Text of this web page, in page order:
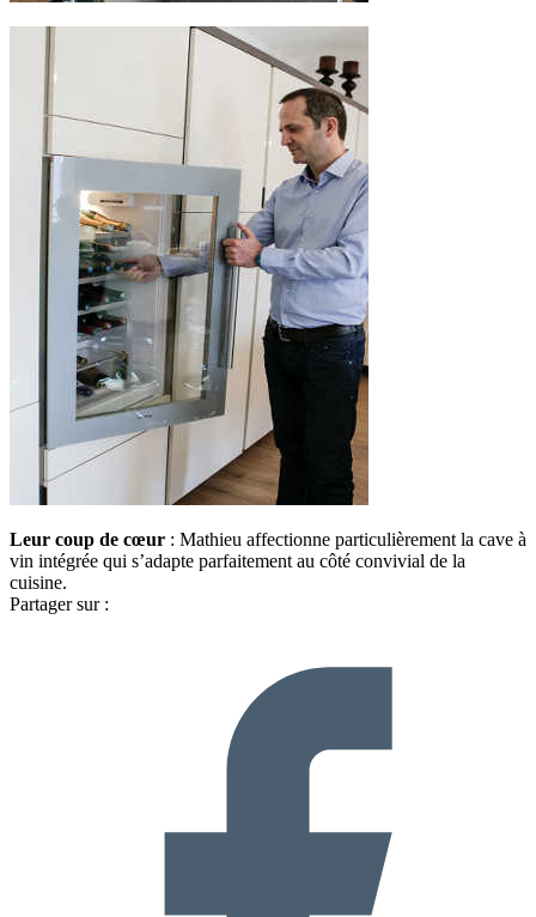
Leur coup de cœur : Mathieu affectionne particulièrement la cave à
vin intégrée qui s’adapte parfaitement au côté convivial de la
cuisine.
Partager sur :